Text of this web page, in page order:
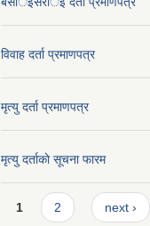
विवाह दर्ता प्रमाणपत्र
मृत्यु दर्ता प्रमाणपत्र
मृत्यु दर्ताकाे सूचना फारम
Pages
1 2 next ›